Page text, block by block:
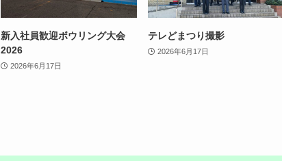
新入社員歓迎ボウリング大会
2026
2026年6月17日
テレどまつり撮影
2026年6月17日